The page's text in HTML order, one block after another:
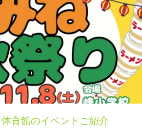
体育館のイベントご紹介